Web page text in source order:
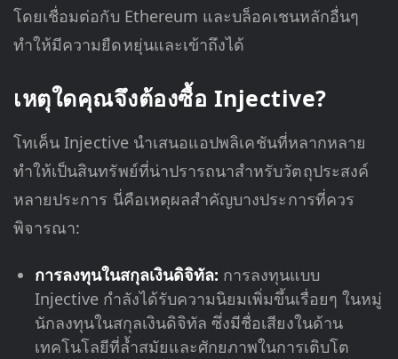
โดยเชื่อมต่อกับ Ethereum และบล็อคเชนหลักอื่นๆ
ทำให้มีความยืดหยุ่นและเข้าถึงได้
เหตุใดคุณจึงต้องซื้อ Injective?
โทเค็น Injective นำเสนอแอปพลิเคชันที่หลากหลาย
ทำให้เป็นสินทรัพย์ที่น่าปรารถนาสำหรับวัตถุประสงค์
หลายประการ นี่คือเหตุผลสำคัญบางประการที่ควร
พิจารณา:
การลงทุนในสกุลเงินดิจิทัล: การลงทุนแบบ
Injective กำลังได้รับความนิยมเพิ่มขึ้นเรื่อยๆ ในหมู่
นักลงทุนในสกุลเงินดิจิทัล ซึ่งมีชื่อเสียงในด้าน
เทคโนโลยีที่ล้ำสมัยและศักยภาพในการเติบโต